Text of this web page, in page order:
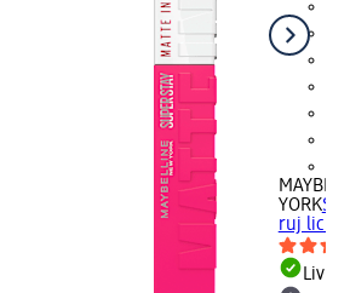
YORK
ruj lichid